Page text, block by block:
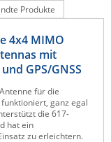
Produkte
4x4 MIMO
mit
GPS/GNSS
für die
ganz egal
die 617-
hat ein
zu erleichtern.